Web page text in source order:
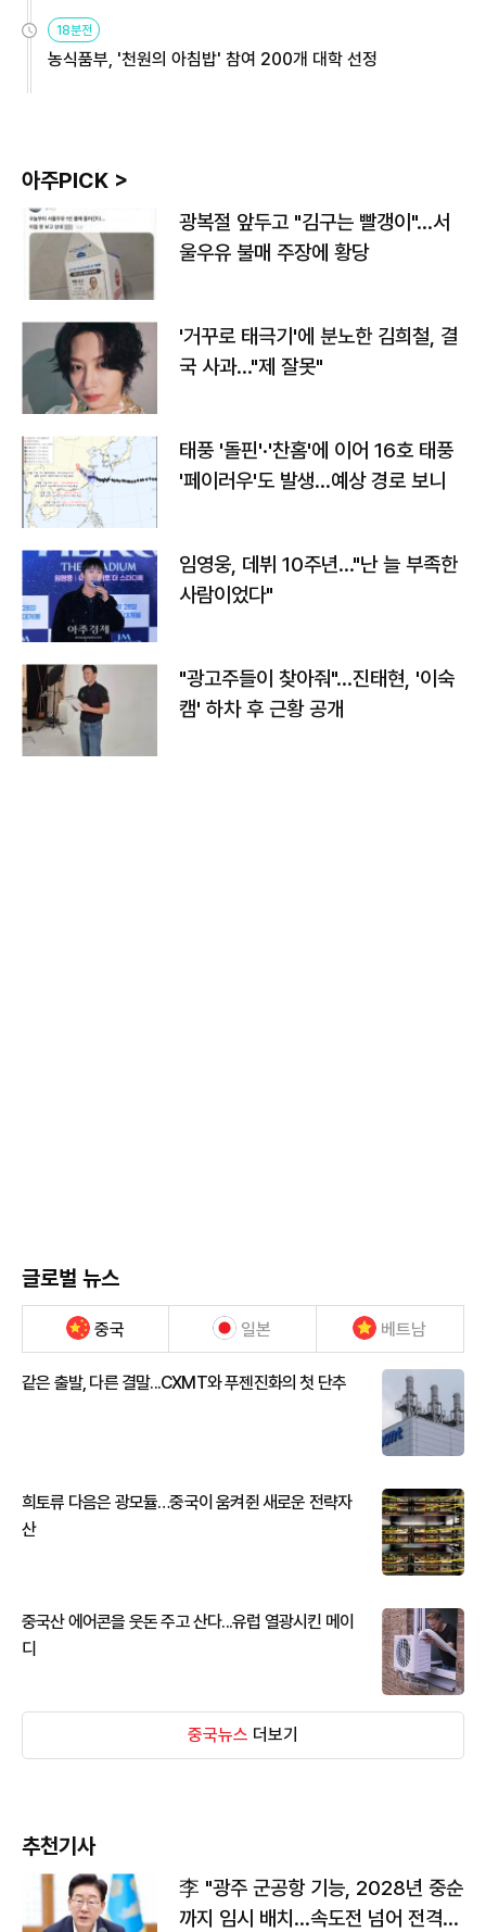
원
18분전
농식품부, '천원의 아침밥' 참여 200개 대학 선정
아주PICK >
광복절 앞두고 "김구는 빨갱이"…서
울우유 불매 주장에 황당
'거꾸로 태극기'에 분노한 김희철, 결
국 사과…"제 잘못"
태풍 '돌핀'·'찬홈'에 이어 16호 태풍
'페이러우'도 발생…예상 경로 보니
임영웅, 데뷔 10주년…"난 늘 부족한
사람이었다"
"광고주들이 찾아줘"…진태현, '이숙
캠' 하차 후 근황 공개
글로벌 뉴스
중국 일본 베트남
같은 출발, 다른 결말...CXMT와 푸젠진화의 첫 단추
희토류 다음은 광모듈…중국이 움켜쥔 새로운 전략자
산
중국산 에어콘을 웃돈 주고 산다...유럽 열광시킨 메이
디
중국뉴스 더보기
추천기사
李 "광주 군공항 기능, 2028년 중순
까지 임시 배치…속도전 넘어 전격